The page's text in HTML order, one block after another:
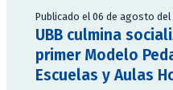
Publicado el 06 de agosto del
UBB culmina
primer Modelo
Escuelas y Aulas